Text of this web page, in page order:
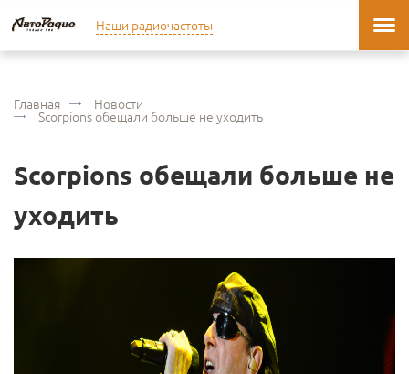
Наши радиочастоты
Главная Новости
Scorpions обещали больше не уходить
Scorpions обещали больше не
уходить